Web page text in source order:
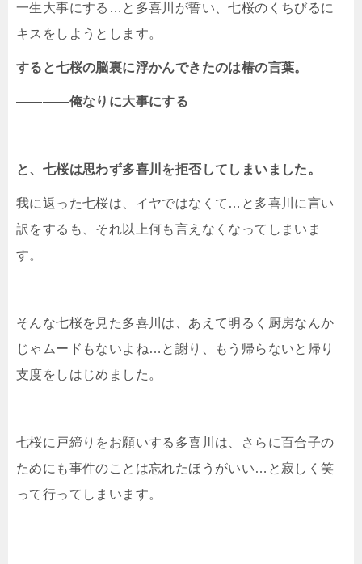
一生大事にする…と多喜川が誓い、七桜のくちびるに
キスをしようとします。
すると七桜の脳裏に浮かんできたのは椿の言葉。
――――俺なりに大事にする
と、七桜は思わず多喜川を拒否してしまいました。
我に返った七桜は、イヤではなくて…と多喜川に言い
訳をするも、それ以上何も言えなくなってしまいま
す。
そんな七桜を見た多喜川は、あえて明るく厨房なんか
じゃムードもないよね…と謝り、もう帰らないと帰り
支度をしはじめました。
七桜に戸締りをお願いする多喜川は、さらに百合子の
ためにも事件のことは忘れたほうがいい…と寂しく笑
って行ってしまいます。